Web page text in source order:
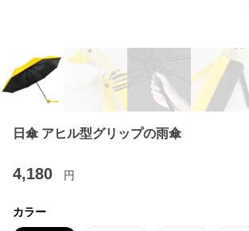
日傘 アヒル型グリップの雨傘
4,180 円
カラー